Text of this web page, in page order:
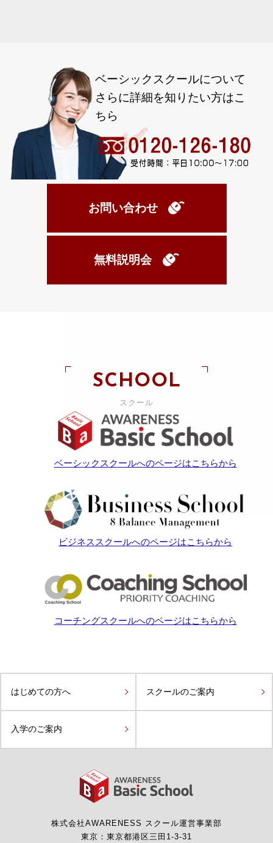
ベーシックスクールについて
さらに詳細を知りたい方はこ
ちら
お問い合わせ
無料説明会
SCHOOL
スクール
ベーシックスクールへのページはこちらから
ビジネススクールへのページはこちらから
コーチングスクールへのページはこちらから
はじめての方へ スクールのご案内
入学のご案内
株式会社AWARENESS スクール運営事業部
東京：東京都港区三田1-3-31